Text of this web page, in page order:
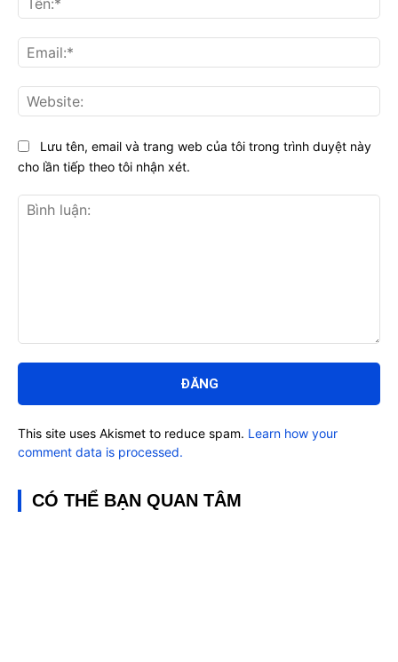
luận:
Lưu tên, email và trang web của tôi trong trình duyệt này
cho lần tiếp theo tôi nhận xét.
This site uses Akismet to reduce spam. Learn how your
comment data is processed.
CÓ THỂ BẠN QUAN TÂM